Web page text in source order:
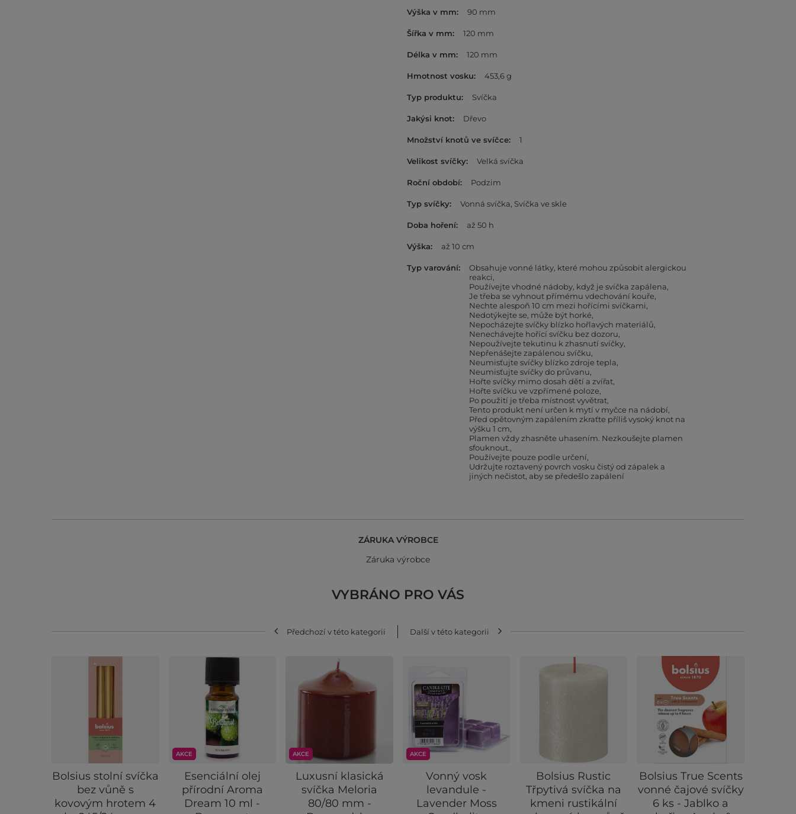
Výška v mm 90 mm
Šířka v mm 120 mm
Délka v mm 120 mm
Hmotnost vosku 453,6 g
Typ produktu Svíčka
Jakýsi knot Dřevo
Množství knotů ve svíčce 1
Velikost svíčky Velká svíčka
Roční období Podzim
Typ svíčky Vonná svíčka Svíčka ve skle
Doba hoření až 50 h
Výška až 10 cm
Typ varování
Obsahuje vonné látky, které mohou způsobit alergickou
reakci
Používejte vhodné nádoby, když je svíčka zapálena
Je třeba se vyhnout přímému vdechování kouře
Nechte alespoň 10 cm mezi hořícími svíčkami
Nedotýkejte se, může být horké
Nepocházejte svíčky blízko hořlavých materiálů
Nenechávejte hořící svíčku bez dozoru
Nepoužívejte tekutinu k zhasnutí svíčky
Nepřenášejte zapálenou svíčku
Neumisťujte svíčky blízko zdroje tepla
Neumisťujte svíčky do průvanu
Hořte svíčky mimo dosah dětí a zvířat
Hořte svíčku ve vzpřímené poloze
Po použití je třeba místnost vyvětrat
Tento produkt není určen k mytí v myčce na nádobí
Před opětovným zapálením zkraťte příliš vysoký knot na
výšku 1 cm
Plamen vždy zhasněte uhasením. Nezkoušejte plamen
sfouknout.
Používejte pouze podle určení
Udržujte roztavený povrch vosku čistý od zápalek a
jiných nečistot, aby se předešlo zapálení
ZÁRUKA VÝROBCE
Záruka výrobce
VYBRÁNO PRO VÁS
Předchozí v této kategorii Další v této kategorii
Bolsius stolní svíčka
bez vůně s
kovovým hrotem 4
AKCE
Esenciální olej
přírodní Aroma
Dream 10 ml -
AKCE
Luxusní klasická
svíčka Meloria
80/80 mm -
AKCE
Vonný vosk
levandule -
Lavender Moss
Bolsius Rustic
Třpytivá svíčka na
kmeni rustikální
Bolsius True Scents
vonné čajové svíčky
6 ks - Jablko a